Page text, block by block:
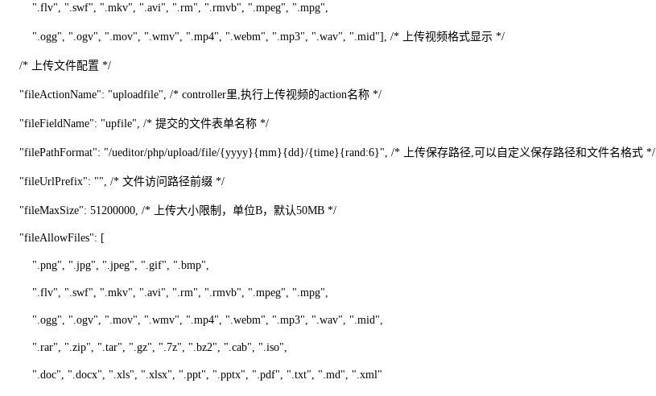
".flv", ".swf", ".mkv", ".avi", ".rm", ".rmvb", ".mpeg", ".mpg",
".ogg", ".ogv", ".mov", ".wmv", ".mp4", ".webm", ".mp3", ".wav", ".mid"], /* 上传视频格式显示 */
/* 上传文件配置 */
"fileActionName": "uploadfile", /* controller里,执行上传视频的action名称 */
"fileFieldName": "upfile", /* 提交的文件表单名称 */
"filePathFormat": "/ueditor/php/upload/file/{yyyy}{mm}{dd}/{time}{rand:6}", /* 上传保存路径,可以自定义保存路径和文件名格式 */
"fileUrlPrefix": "", /* 文件访问路径前缀 */
"fileMaxSize": 51200000, /* 上传大小限制，单位B，默认50MB */
"fileAllowFiles": [
".png", ".jpg", ".jpeg", ".gif", ".bmp",
".flv", ".swf", ".mkv", ".avi", ".rm", ".rmvb", ".mpeg", ".mpg",
".ogg", ".ogv", ".mov", ".wmv", ".mp4", ".webm", ".mp3", ".wav", ".mid",
".rar", ".zip", ".tar", ".gz", ".7z", ".bz2", ".cab", ".iso",
".doc", ".docx", ".xls", ".xlsx", ".ppt", ".pptx", ".pdf", ".txt", ".md", ".xml"